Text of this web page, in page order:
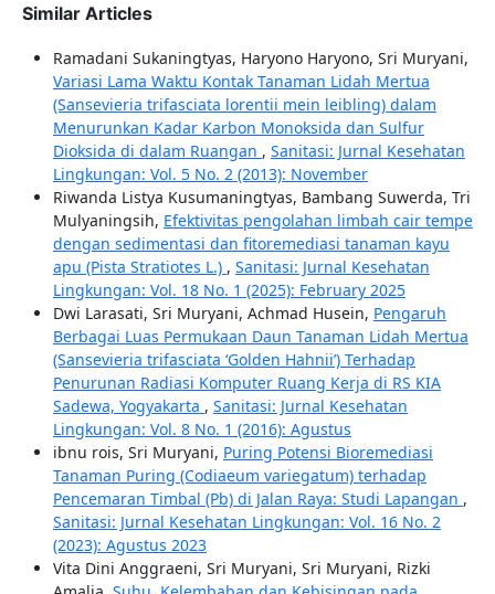
Similar Articles
Ramadani Sukaningtyas, Haryono Haryono, Sri Muryani,
Variasi Lama Waktu Kontak Tanaman Lidah Mertua
(Sansevieria trifasciata lorentii mein leibling) dalam
Menurunkan Kadar Karbon Monoksida dan Sulfur
Dioksida di dalam Ruangan , Sanitasi: Jurnal Kesehatan
Lingkungan: Vol. 5 No. 2 (2013): November
Riwanda Listya Kusumaningtyas, Bambang Suwerda, Tri
Mulyaningsih, Efektivitas pengolahan limbah cair tempe
dengan sedimentasi dan fitoremediasi tanaman kayu
apu (Pista Stratiotes L.) , Sanitasi: Jurnal Kesehatan
Lingkungan: Vol. 18 No. 1 (2025): February 2025
Dwi Larasati, Sri Muryani, Achmad Husein, Pengaruh
Berbagai Luas Permukaan Daun Tanaman Lidah Mertua
(Sansevieria trifasciata ‘Golden Hahnii’) Terhadap
Penurunan Radiasi Komputer Ruang Kerja di RS KIA
Sadewa, Yogyakarta , Sanitasi: Jurnal Kesehatan
Lingkungan: Vol. 8 No. 1 (2016): Agustus
ibnu rois, Sri Muryani, Puring Potensi Bioremediasi
Tanaman Puring (Codiaeum variegatum) terhadap
Pencemaran Timbal (Pb) di Jalan Raya: Studi Lapangan ,
Sanitasi: Jurnal Kesehatan Lingkungan: Vol. 16 No. 2
(2023): Agustus 2023
Vita Dini Anggraeni, Sri Muryani, Sri Muryani, Rizki